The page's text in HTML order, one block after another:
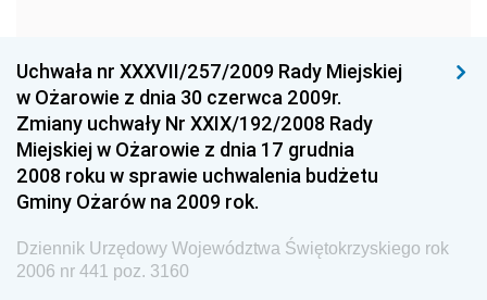
Dziennik Urzędowy Ministra Gospodarki
Dziennik Urzędowy Urzędu Ochrony Konkurencji i
Konsumentów
Dziennik Urzędowy Ministra Pracy i Polityki
Społecznej
Dziennik Urzędowy Urzędu Lotnictwa Cywilnego
Uchwała nr XXXVII/257/2009 Rady Miejskiej
w Ożarowie z dnia 30 czerwca 2009r.
Zmiany uchwały Nr XXIX/192/2008 Rady
Miejskiej w Ożarowie z dnia 17 grudnia
2008 roku w sprawie uchwalenia budżetu
Gminy Ożarów na 2009 rok.
Dziennik Urzędowy Województwa Świętokrzyskiego rok
2006 nr 441 poz. 3160